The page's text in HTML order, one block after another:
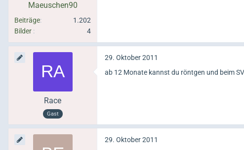
Maeuschen90
Beiträge
1.202
Bilder
4
Race
Gast
29. Oktober 2011
ab 12 Monate kannst du röntgen und beim
29. Oktober 2011